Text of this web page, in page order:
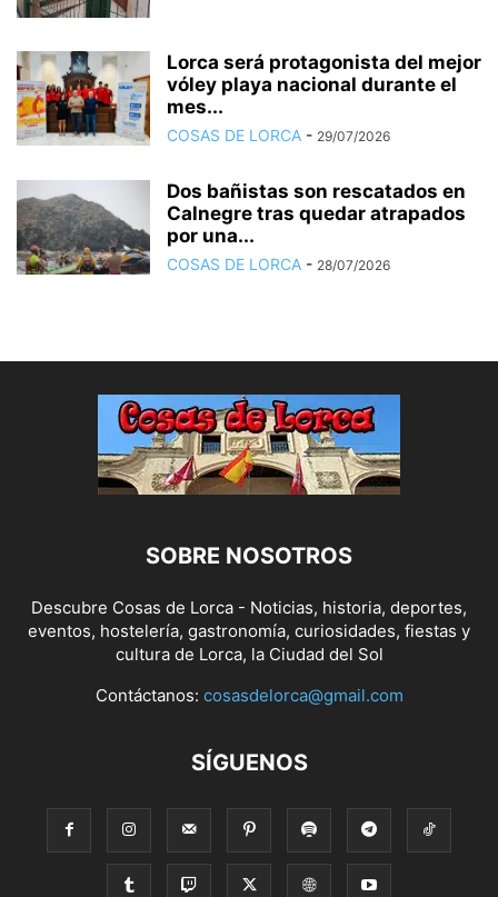
Lorca será protagonista del mejor
vóley playa nacional durante el
mes...
COSAS DE LORCA - 29/07/2026
Dos bañistas son rescatados en
Calnegre tras quedar atrapados
por una...
COSAS DE LORCA - 28/07/2026
SOBRE NOSOTROS
Descubre Cosas de Lorca - Noticias, historia, deportes,
eventos, hostelería, gastronomía, curiosidades, fiestas y
cultura de Lorca, la Ciudad del Sol
Contáctanos: cosasdelorca@gmail.com
SÍGUENOS